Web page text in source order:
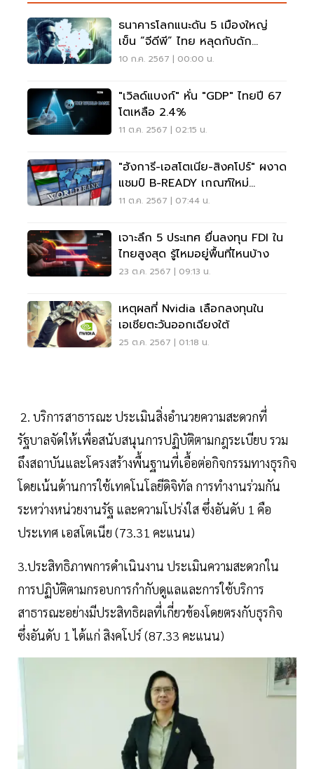
ธนาคารโลกแนะดัน 5 เมืองใหญ่
เข็น “จีดีพี” ไทย หลุดกับดัก
เศรษฐกิจโตต่ำ
10 ก.ค. 2567 | 00:00 น.
"เวิลด์แบงก์" หั่น "GDP" ไทยปี 67
โตเหลือ 2.4%
11 ต.ค. 2567 | 02:15 น.
"ฮังการี-เอสโตเนีย-สิงคโปร์" ผงาด
แชมป์ B-READY เกณฑ์ใหม่
ธนาคารโลก
11 ต.ค. 2567 | 07:44 น.
เจาะลึก 5 ประเทศ ยื่นลงทุน FDI ใน
ไทยสูงสุด รู้ไหมอยู่พื้นที่ไหนบ้าง
23 ต.ค. 2567 | 09:13 น.
เหตุผลที่ Nvidia เลือกลงทุนใน
เอเชียตะวันออกเฉียงใต้
25 ต.ค. 2567 | 01:18 น.
2. บริการสาธารณะ ประเมินสิ่งอำนวยความสะดวกที่
รัฐบาลจัดให้เพื่อสนับสนุนการปฏิบัติตามกฎระเบียบ รวม
ถึงสถาบันและโครงสร้างพื้นฐานที่เอื้อต่อกิจกรรมทางธุรกิจ
โดยเน้นด้านการใช้เทคโนโลยีดิจิทัล การทำงานร่วมกัน
ระหว่างหน่วยงานรัฐ และความโปร่งใส ซึ่งอันดับ 1 คือ
ประเทศ เอสโตเนีย (73.31 คะแนน)
3.ประสิทธิภาพการดำเนินงาน ประเมินความสะดวกใน
การปฏิบัติตามกรอบการกำกับดูแลและการใช้บริการ
สาธารณะอย่างมีประสิทธิผลที่เกี่ยวข้องโดยตรงกับธุรกิจ
ซึ่งอันดับ 1 ได้แก่ สิงคโปร์ (87.33 คะแนน)